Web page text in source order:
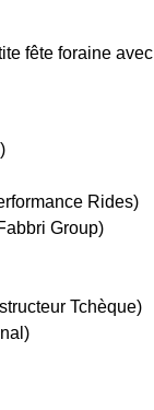
fête foraine avec
Rides)
Group)
Tchèque)